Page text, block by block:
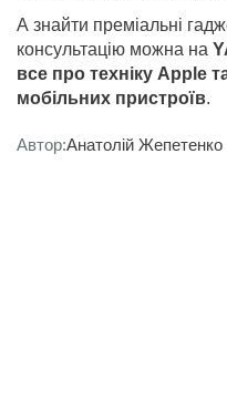
А знайти преміальні
консультацію можна на
все про техніку Apple
мобільних пристроїв.
Автор:Анатолій Жепетенко